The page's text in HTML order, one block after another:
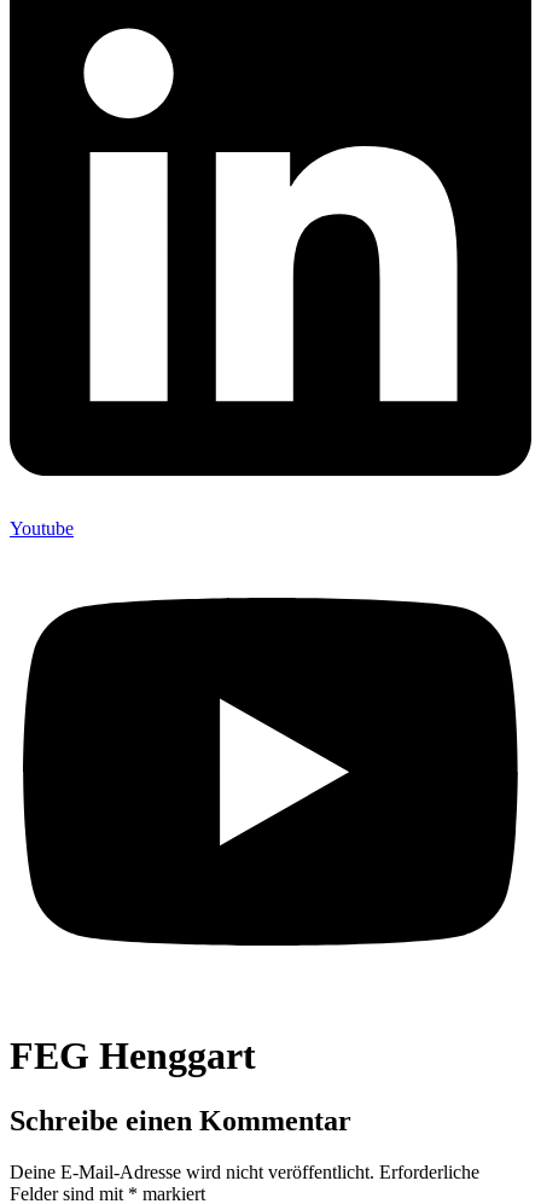
Youtube
FEG Henggart
Schreibe einen Kommentar
Deine E-Mail-Adresse wird nicht veröffentlicht. Erforderliche
Felder sind mit * markiert